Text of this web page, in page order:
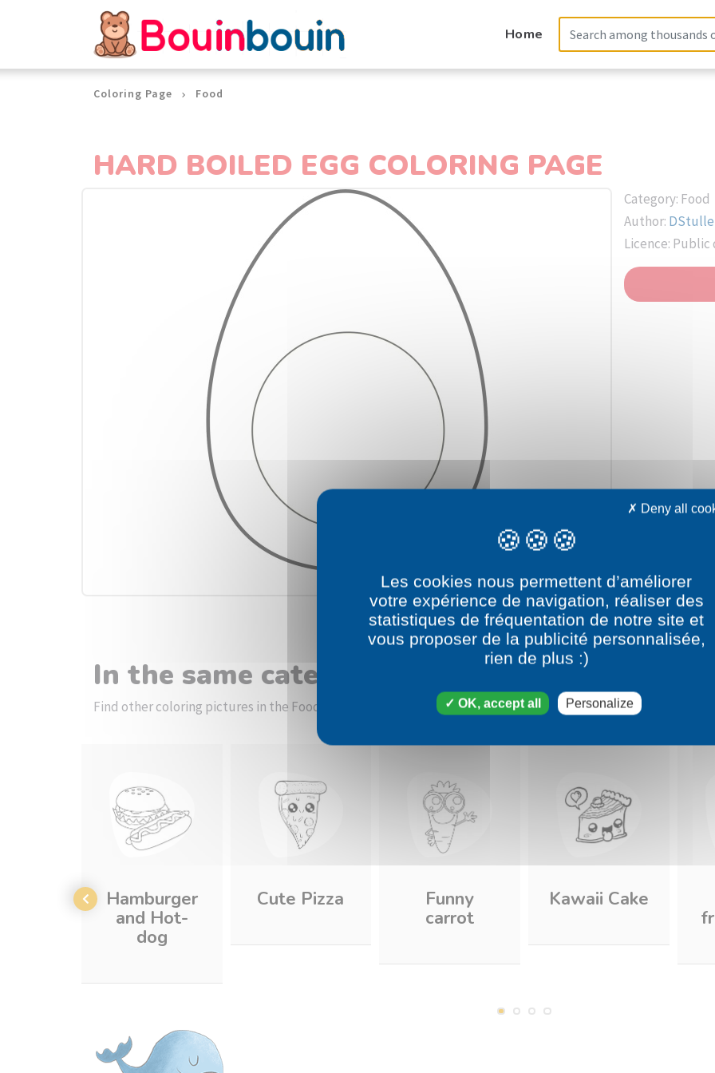
Home
Coloring Page Food
HARD BOILED EGG COLORING PAGE
Category: Food
Author: DStulle
Licence: Public
In the same category
Find other coloring pictures in the Food category
Hamburger
and Hot-
dog
Cute Pizza
Funny
carrot
Kawaii Cake
Cookies management panel
Les cookies nous permettent d’améliorer
votre expérience de navigation, réaliser des
statistiques de fréquentation de notre site et
vous proposer de la publicité personnalisée,
rien de plus :)
OK, accept all
Deny all
Personalize